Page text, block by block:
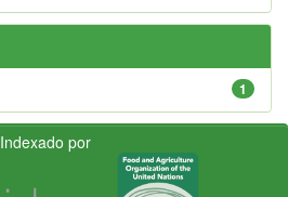
1
Indexado por